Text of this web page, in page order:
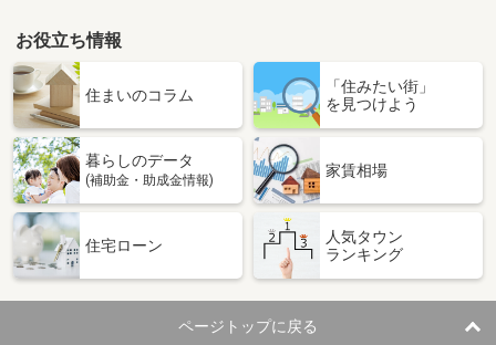
お役立ち情報
住まいのコラム
「住みたい街」
を見つけよう
暮らしのデータ
(補助金・助成金情報)
家賃相場
住宅ローン
人気タウン
ランキング
ページトップに戻る